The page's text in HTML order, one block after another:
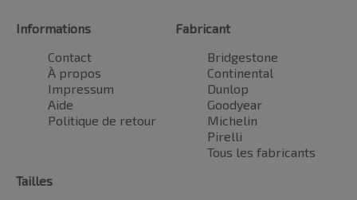
Informations
Contact
À propos
Impressum
Aide
Politique de retour
Fabricant
Bridgestone
Continental
Dunlop
Goodyear
Michelin
Pirelli
Tous les fabricants
Tailles